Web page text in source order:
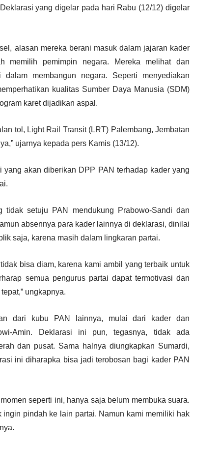
yang digelar pada hari Rabu (12/12) digelar
alasan mereka berani masuk dalam jajaran kader
memilih pemimpin negara. Mereka melihat dan
membangun negara. Seperti menyediakan
kualitas Sumber Daya Manusia (SDM)
karet dijadikan aspal.
tol, Light Rail Transit (LRT) Palembang, Jembatan
ujarnya kepada pers Kamis (13/12).
akan diberikan DPP PAN terhadap kader yang
setuju PAN mendukung Prabowo-Sandi dan
absennya para kader lainnya di deklarasi, dinilai
saja, karena masih dalam lingkaran partai.
bisa diam, karena kami ambil yang terbaik untuk
semua pengurus partai dapat termotivasi dan
ungkapnya.
dari kubu PAN lainnya, mulai dari kader dan
Amin. Deklarasi ini pun, tegasnya, tidak ada
dan pusat. Sama halnya diungkapkan Sumardi,
ini diharapka bisa jadi terobosan bagi kader PAN
seperti ini, hanya saja belum membuka suara.
pindah ke lain partai. Namun kami memiliki hak